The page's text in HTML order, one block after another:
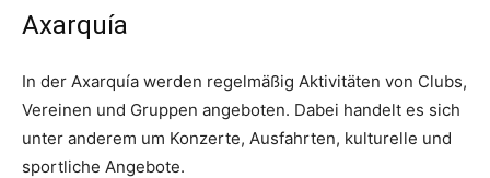
Axarquía
In der Axarquía werden regelmäßig Aktivitäten von Clubs,
Vereinen und Gruppen angeboten. Dabei handelt es sich
unter anderem um Konzerte, Ausfahrten, kulturelle und
sportliche Angebote.